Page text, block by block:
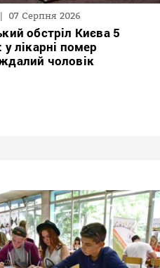
07 Серпня 2026
обстріл Києва 5
лікарні помер
чоловік